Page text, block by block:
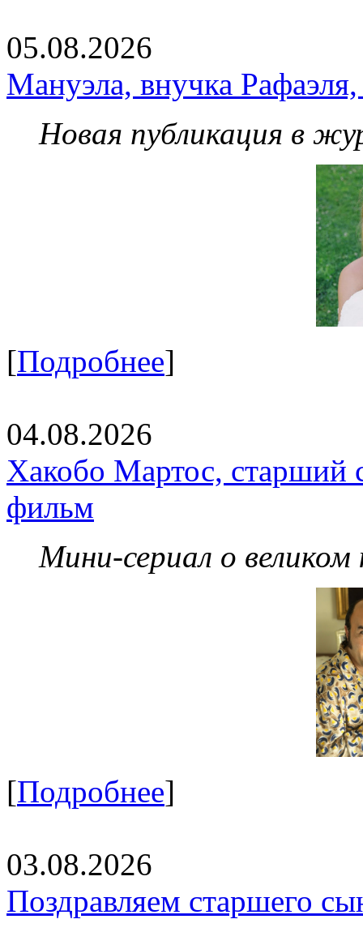
05.08.2026
Мануэла, внучка
Новая публикация в
[Подробнее]
04.08.2026
Хакобо Мартос, старший
фильм
Мини-сериал о великом
[Подробнее]
03.08.2026
Поздравляем старшего